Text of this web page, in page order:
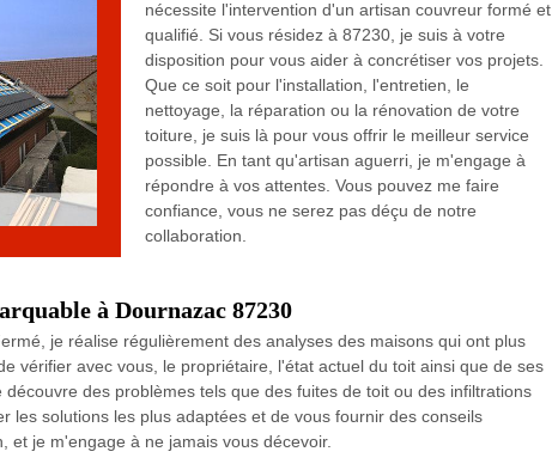
nécessite l'intervention d'un artisan couvreur formé et
qualifié. Si vous résidez à 87230, je suis à votre
disposition pour vous aider à concrétiser vos projets.
Que ce soit pour l'installation, l'entretien, le
nettoyage, la réparation ou la rénovation de votre
toiture, je suis là pour vous offrir le meilleur service
possible. En tant qu'artisan aguerri, je m'engage à
répondre à vos attentes. Vous pouvez me faire
confiance, vous ne serez pas déçu de notre
collaboration.
à Dournazac 87230
je réalise régulièrement des analyses des maisons qui ont plus
vérifier avec vous, le propriétaire, l'état actuel du toit ainsi que de ses
des problèmes tels que des fuites de toit ou des infiltrations
les solutions les plus adaptées et de vous fournir des conseils
et je m'engage à ne jamais vous décevoir.